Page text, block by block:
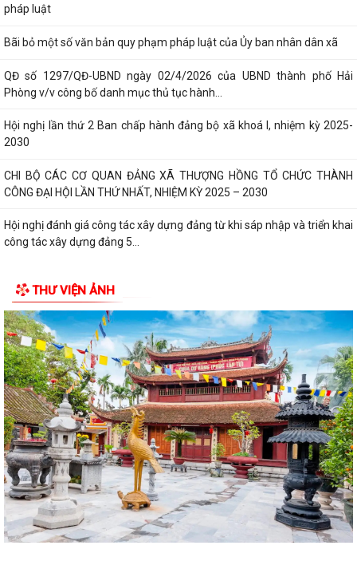
pháp luật
Bãi bỏ một số văn bản quy phạm pháp luật của Ủy ban nhân dân xã
QĐ số 1297/QĐ-UBND ngày 02/4/2026 của UBND thành phố Hải
Phòng v/v công bố danh mục thủ tục hành...
Hội nghị lần thứ 2 Ban chấp hành đảng bộ xã khoá I, nhiệm kỳ 2025-
2030
CHI BỘ CÁC CƠ QUAN ĐẢNG XÃ THƯỢNG HỒNG TỔ CHỨC THÀNH
CÔNG ĐẠI HỘI LẦN THỨ NHẤT, NHIỆM KỲ 2025 – 2030
Hội nghị đánh giá công tác xây dựng đảng từ khi sáp nhập và triển khai
công tác xây dựng đảng 5...
2026
Xã nhà tổ chức Hội nghị gặp mặt các đồng chí nguyên là lãnh đạo chủ
chốt của địa phương qua...
CHI BỘ UBND XÃ THƯỢNG HỒNG TỔ CHỨC ĐẠI HỘI CHI BỘ LẦN THỨ I,
NHIỆM KỲ 2025-2030
Xã Thượng Hồng tổ chức Lễ dâng hương, thắp nến tri ân các Anh hùng
liệt sĩ
Các tổ đại biểu HĐND xã tiếp xúc cử tri tại 6 điểm trên địa bàn xã
Xã Thượng Hồng với các hoạt động hướng về Kỷ niệm 78 năm ngày
Thương binh Liệt sỹ 27/07
THƯ VIỆN ẢNH